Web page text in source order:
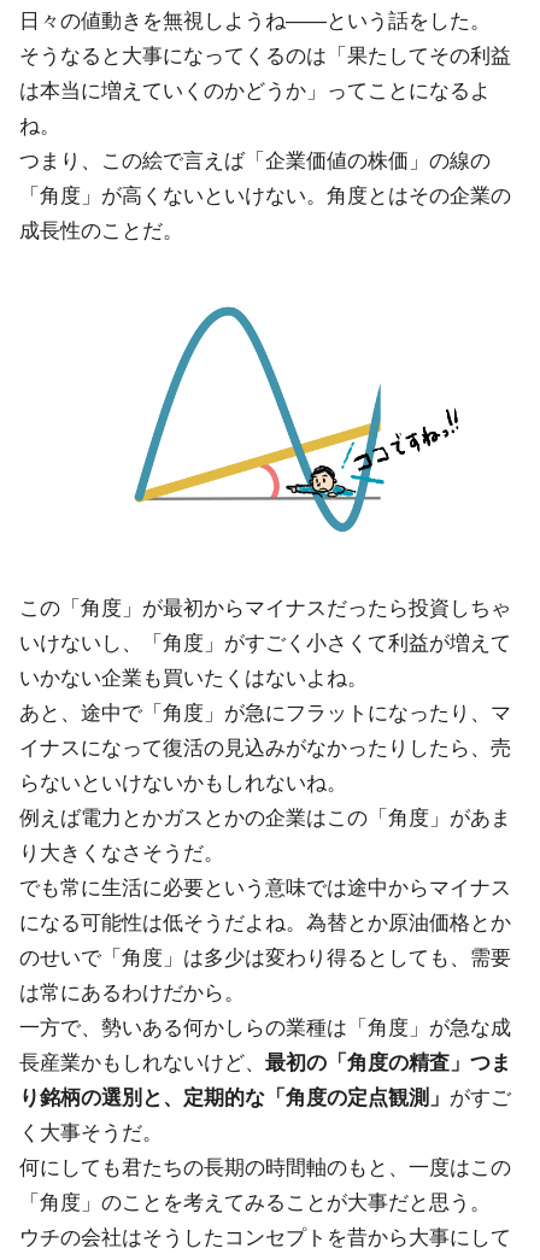
日々の値動きを無視しようね――という話をした。
そうなると大事になってくるのは「果たしてその利益
は本当に増えていくのかどうか」ってことになるよ
ね。
つまり、この絵で言えば「企業価値の株価」の線の
「角度」が高くないといけない。角度とはその企業の
成長性のことだ。
この「角度」が最初からマイナスだったら投資しちゃ
いけないし、「角度」がすごく小さくて利益が増えて
いかない企業も買いたくはないよね。
あと、途中で「角度」が急にフラットになったり、マ
イナスになって復活の見込みがなかったりしたら、売
らないといけないかもしれないね。
例えば電力とかガスとかの企業はこの「角度」があま
り大きくなさそうだ。
でも常に生活に必要という意味では途中からマイナス
になる可能性は低そうだよね。為替とか原油価格とか
のせいで「角度」は多少は変わり得るとしても、需要
は常にあるわけだから。
一方で、勢いある何かしらの業種は「角度」が急な成
長産業かもしれないけど、 最初の「角度の精査」つま
り銘柄の選別と、定期的な「角度の定点観測」 がすご
く大事そうだ。
何にしても君たちの長期の時間軸のもと、一度はこの
「角度」のことを考えてみることが大事だと思う。
ウチの会社はそうしたコンセプトを昔から大事にして